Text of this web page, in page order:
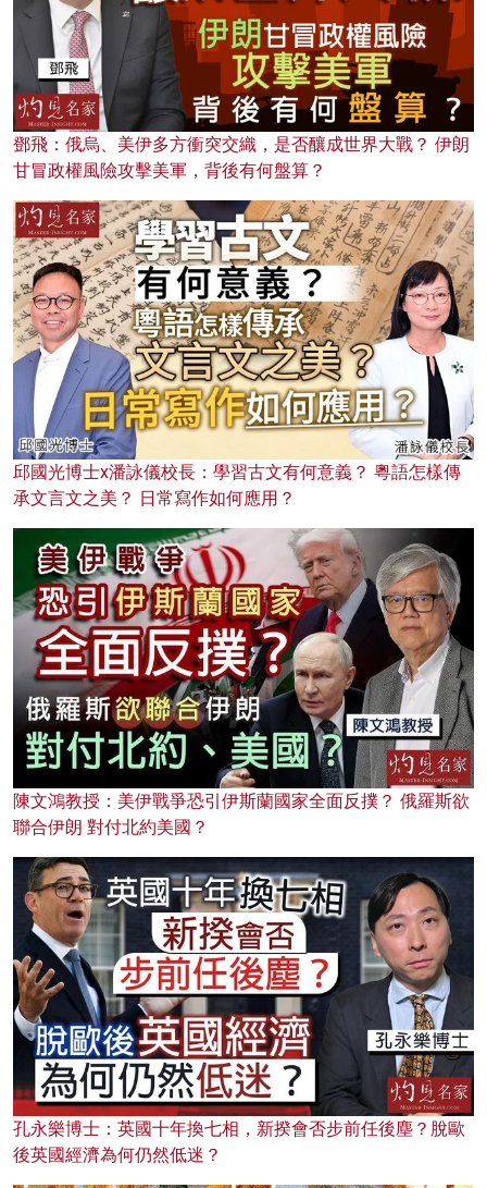
鄧飛：俄烏、美伊多方衝突交織，是否釀成世界大戰？ 伊朗
甘冒政權風險攻擊美軍，背後有何盤算？
邱國光博士x潘詠儀校長：學習古文有何意義？ 粵語怎樣傳
承文言文之美？ 日常寫作如何應用？
陳文鴻教授：美伊戰爭恐引伊斯蘭國家全面反撲？ 俄羅斯欲
聯合伊朗 對付北約美國？
孔永樂博士：英國十年換七相，新揆會否步前任後塵？脫歐
後英國經濟為何仍然低迷？